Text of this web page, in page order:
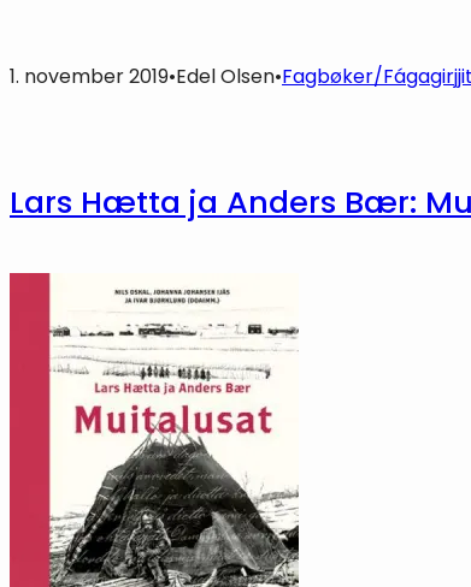
1. november 2019•Edel Olsen•Fagbøker/Fágagirjjit
Lars Hætta ja Anders Bær: